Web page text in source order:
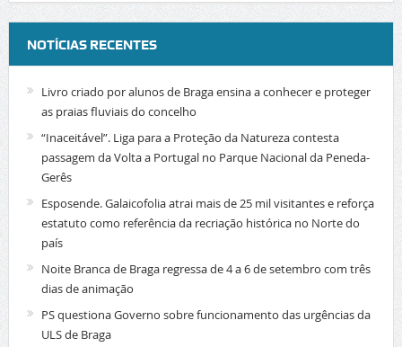
NOTÍCIAS RECENTES
Livro criado por alunos de Braga ensina a conhecer e proteger
as praias fluviais do concelho
“Inaceitável”. Liga para a Proteção da Natureza contesta
passagem da Volta a Portugal no Parque Nacional da Peneda-
Gerês
Esposende. Galaicofolia atrai mais de 25 mil visitantes e reforça
estatuto como referência da recriação histórica no Norte do
país
Noite Branca de Braga regressa de 4 a 6 de setembro com três
dias de animação
PS questiona Governo sobre funcionamento das urgências da
ULS de Braga